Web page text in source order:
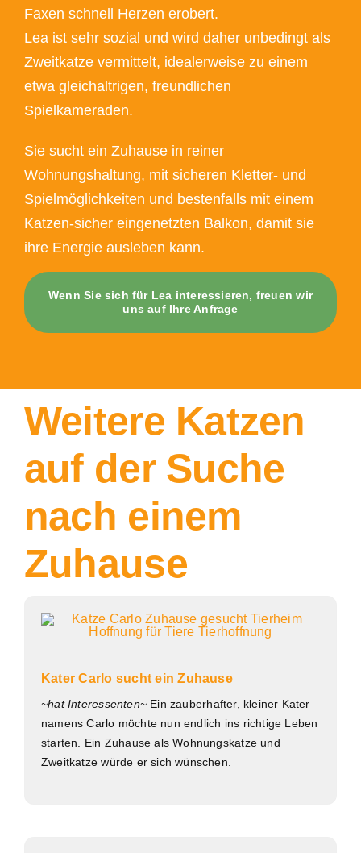
Faxen schnell Herzen erobert.
Lea ist sehr sozial und wird daher unbedingt als
Zweitkatze vermittelt, idealerweise zu einem
etwa gleichaltrigen, freundlichen
Spielkameraden.
Sie sucht ein Zuhause in reiner
Wohnungshaltung, mit sicheren Kletter- und
Spielmöglichkeiten und bestenfalls mit einem
Katzen-sicher eingenetzten Balkon, damit sie
ihre Energie ausleben kann.
Wenn Sie sich für Lea interessieren, freuen wir
uns auf Ihre Anfrage
Weitere Katzen
auf der Suche
nach einem
Zuhause
Kater Carlo sucht ein Zuhause
~hat Interessenten~Ein zauberhafter, kleiner Kater
namens Carlo möchte nun endlich ins richtige Leben
starten. Ein Zuhause als Wohnungskatze und
Zweitkatze würde er sich wünschen.